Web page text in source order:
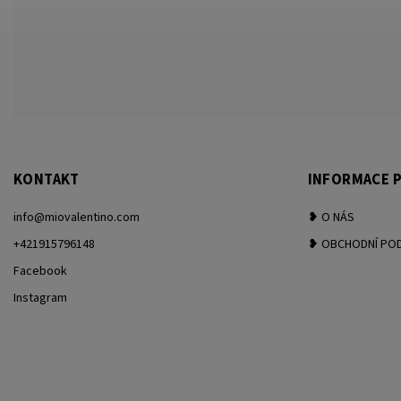
KONTAKT
info@miovalentino.com
+421915796148
Facebook
Instagram
INFORMACE
❥ O NÁS
❥ OBCHODNÍ